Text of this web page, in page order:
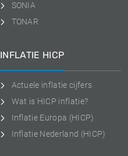
SONIA
TONAR
INFLATIE HICP
Actuele inflatie cijfers
Wat is HICP inflatie?
Inflatie Europa (HICP)
Inflatie Nederland (HICP)